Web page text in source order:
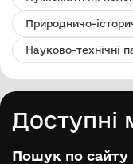
Природничо-
Науково-технічні
Доступні
Пошук по сайту